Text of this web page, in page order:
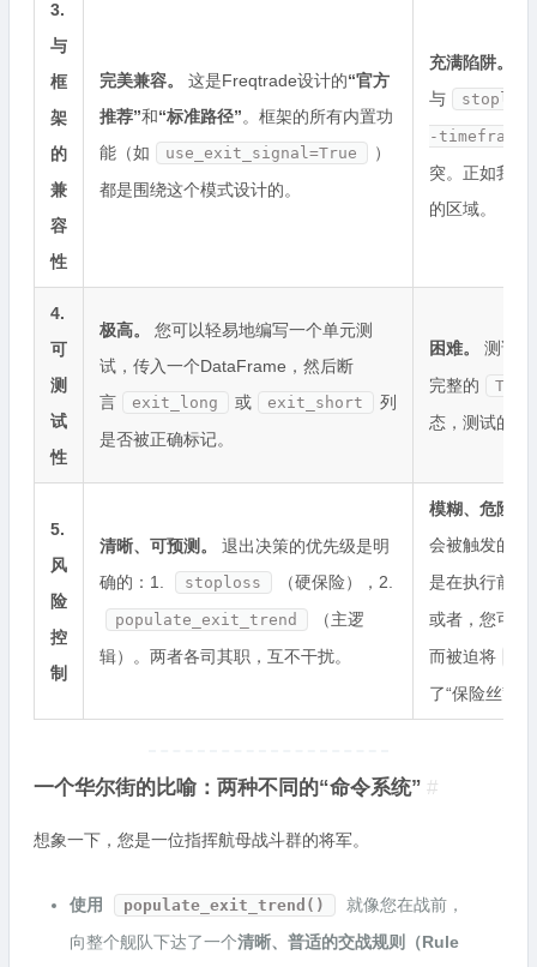
3.
与
框
架
的
兼
容
性
完美兼容。 这是Freqtrade设计的“官方
推荐”和“标准路径”。框架的所有内置功
能（如
use_exit_signal=True
）
都是围绕这个模式设计的。
充满陷阱。
与
-
突。正如我们
的区域。
4.
可
测
试
性
极高。
您可以轻易地编写一个单元测
试，传入一个DataFrame，然后断
言
exit_long 或 exit_short
列
是否被正确标记。
困难。 测试
完整的
态，测试的编
5.
风
险
控
制
清晰、可预测。
退出决策的优先级是明
确的：1.
stoploss （硬保险），2.
populate_exit_trend
（主逻
辑）。两者各司其职，互不干扰。
模糊、危险。
会被触发的
是在执行前就
或者，您可能
而被迫将
了“保险丝”的
一个华尔街的比喻：两种不同的“命令系统” #
想象一下，您是一位指挥航母战斗群的将军。
使用 populate_exit_trend()
就像您在战前，
向整个舰队下达了一个清晰、普适的交战规则（Rule